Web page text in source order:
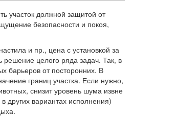
участок должной защитой от
безопасности и покоя,
и пр., цена с установкой за
целого ряда задач. Так, в
барьеров от посторонних. В
границ участка. Если нужно,
снизит уровень шума извне
других вариантах исполнения)